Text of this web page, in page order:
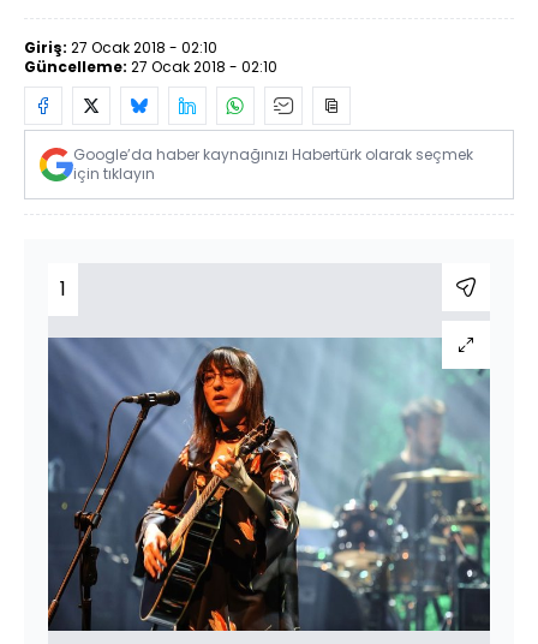
Giriş: 27 Ocak 2018 - 02:10
Güncelleme: 27 Ocak 2018 - 02:10
Google’da haber kaynağınızı Habertürk olarak seçmek
için tıklayın
1